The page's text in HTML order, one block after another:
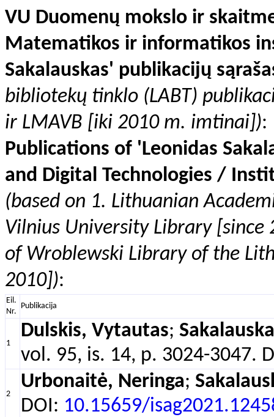
VU Duomenų mokslo ir
Matematikos ir informatikos
Sakalauskas' publikacijų
bibliotekų tinklo (LABT)
ir LMAVB [iki 2010 m. imtinai]):
Publications of 'Leonidas
and Digital Technologies /
(based on 1. Lithuanian
Vilnius University Library [since
of Wroblewski Library of the
2010]):
Eil.
Nr.
Publikacija
1
Dulskis, Vytautas;
vol. 95, is. 14, p. 3024-3047.
2
Urbonaitė, Neringa;
DOI: 10.15659/